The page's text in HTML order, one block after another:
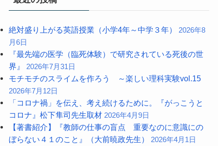
絶対盛り上がる英語授業（小学4年～中学３年）
2026年8
月6日
『最先端の医学（臨死体験）で研究されている死後の世
界』
2026年7月31日
モチモチのスライムを作ろう ～楽しい理科実験vol.15
2026年7月12日
「コロナ禍」を伝え、考え続けるために。『がっこうと
コロナ』松下隼司先生取材 2026年4月9日
【著書紹介】『教師の仕事の盲点 重要なのに意識にの
ぼらない４１のこと』（大前暁政先生）
2026年4月1日